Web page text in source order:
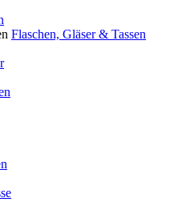
Flaschen, Gläser & Tassen